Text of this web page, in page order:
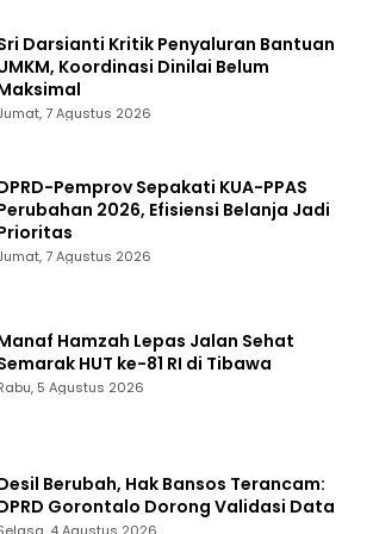
Darsianti Kritik Penyaluran Bantuan
Koordinasi Dinilai Belum
7 Agustus 2026
Pemprov Sepakati KUA-PPAS
2026, Efisiensi Belanja Jadi
7 Agustus 2026
Hamzah Lepas Jalan Sehat
HUT ke-81 RI di Tibawa
5 Agustus 2026
Berubah, Hak Bansos Terancam:
Gorontalo Dorong Validasi Data